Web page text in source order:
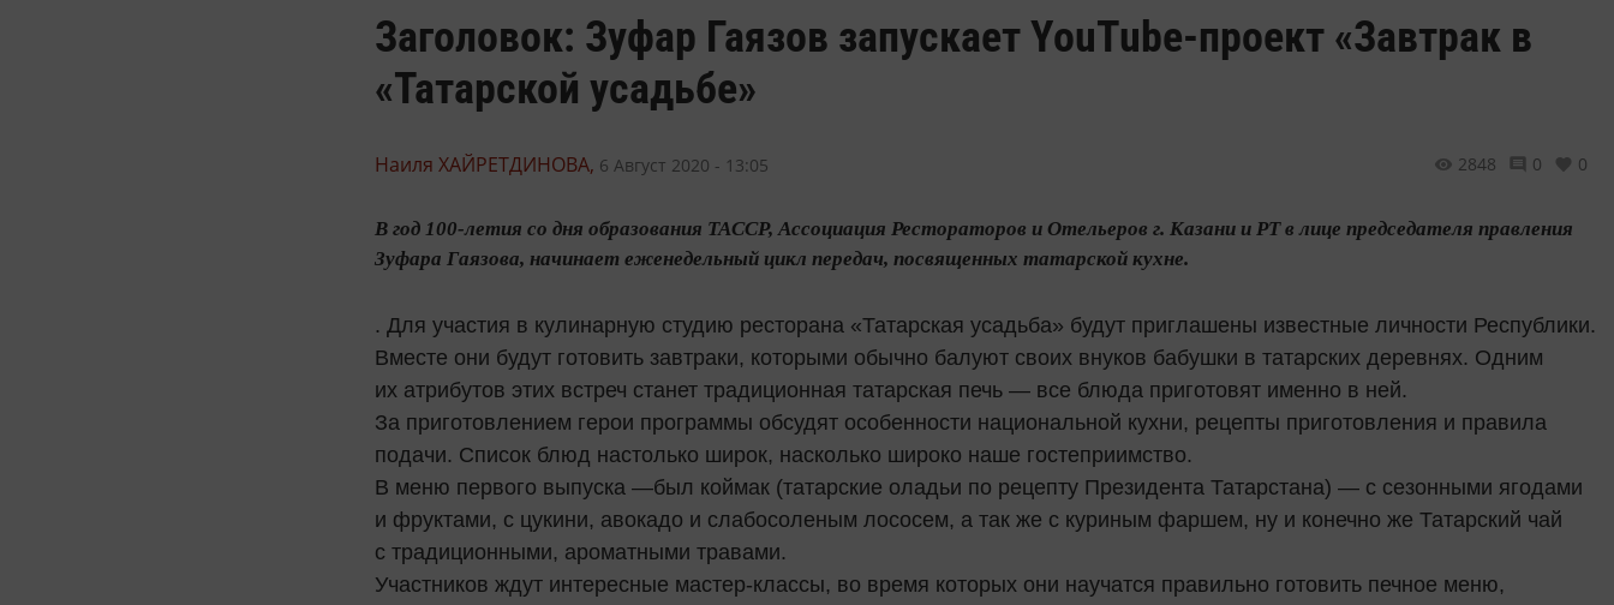
Заголовок: Зуфар Гаязов запускает YouTube-проект «Завтрак в
«Татарской усадьбе»
Наиля ХАЙРЕТДИНОВА, 6 Август 2020 - 13:05 2848 0 0
В год 100-летия со дня образования ТАССР, Ассоциация Рестораторов и Отельеров г. Казани и РТ в лице председателя правления
Зуфара Гаязова, начинает еженедельный цикл передач, посвященных татарской кухне.
. Для участия в кулинарную студию ресторана «Татарская усадьба» будут приглашены известные личности Республики.
Вместе они будут готовить завтраки, которыми обычно балуют своих внуков бабушки в татарских деревнях. Одним
их атрибутов этих встреч станет традиционная татарская печь — все блюда приготовят именно в ней.
За приготовлением герои программы обсудят особенности национальной кухни, рецепты приготовления и правила
подачи. Список блюд настолько широк, насколько широко наше гостеприимство.
В меню первого выпуска —был коймак (татарские оладьи по рецепту Президента Татарстана) — с сезонными ягодами
и фруктами, с цукини, авокадо и слабосоленым лососем, а так же с куриным фаршем, ну и конечно же Татарский чай
с традиционными, ароматными травами.
Участников ждут интересные мастер-классы, во время которых они научатся правильно готовить печное меню,